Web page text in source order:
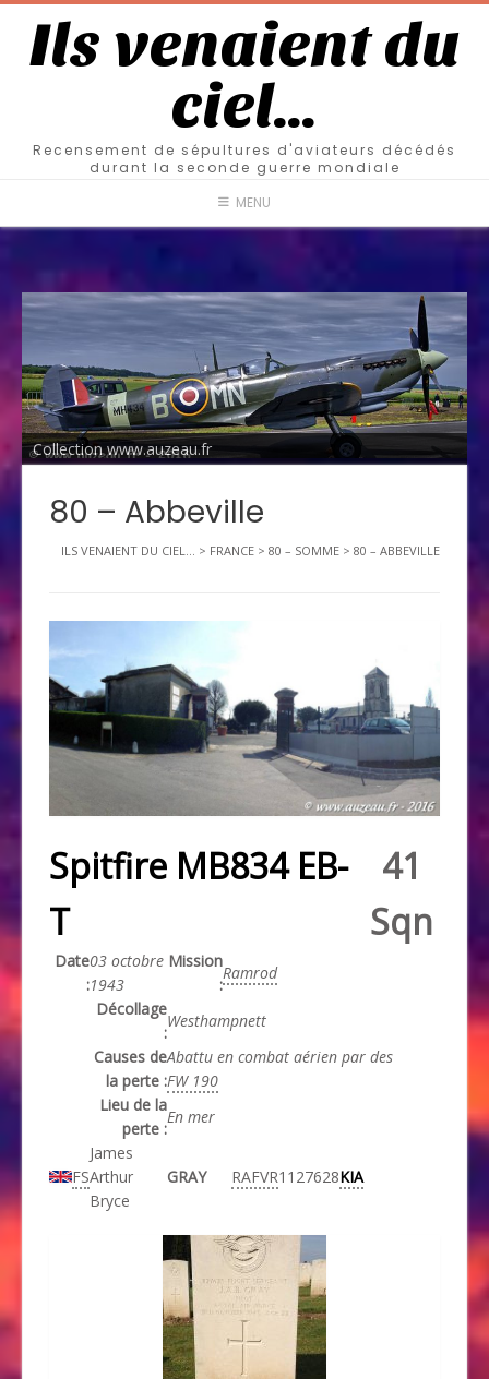
Ils venaient du
ciel…
Recensement de sépultures d'aviateurs décédés
durant la seconde guerre mondiale
MENU
Collection www.auzeau.fr
80 – Abbeville
ILS VENAIENT DU CIEL... > FRANCE > 80 – SOMME > 80 – ABBEVILLE
Spitfire MB834 EB-
T
41
Sqn
Date
:
03 octobre
1943
Mission
:
Ramrod
Décollage
:
Westhampnett
Causes de
la perte :
Abattu en combat aérien par des
FW 190
Lieu de la
perte :
En mer
FS
James
Arthur
Bryce
GRAY RAFVR1127628KIA